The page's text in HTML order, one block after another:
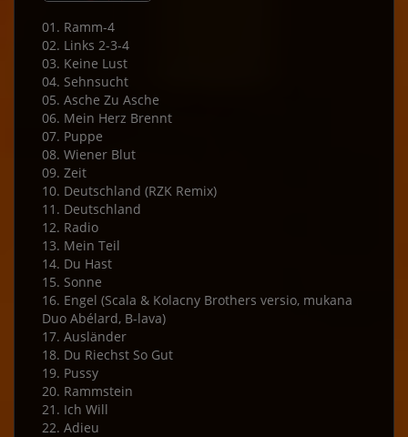
01. Ramm-4
02. Links 2-3-4
03. Keine Lust
04. Sehnsucht
05. Asche Zu Asche
06. Mein Herz Brennt
07. Puppe
08. Wiener Blut
09. Zeit
10. Deutschland (RZK Remix)
11. Deutschland
12. Radio
13. Mein Teil
14. Du Hast
15. Sonne
16. Engel (Scala & Kolacny Brothers versio, mukana
Duo Abélard, B-lava)
17. Ausländer
18. Du Riechst So Gut
19. Pussy
20. Rammstein
21. Ich Will
22. Adieu